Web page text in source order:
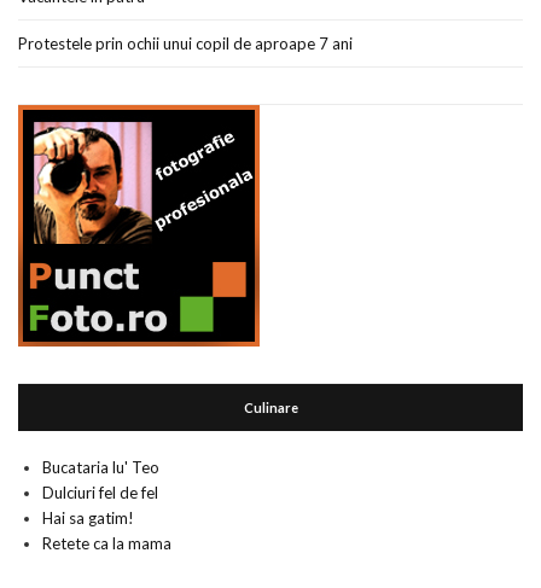
Protestele prin ochii unui copil de aproape 7 ani
Culinare
Bucataria lu' Teo
Dulciuri fel de fel
Hai sa gatim!
Retete ca la mama